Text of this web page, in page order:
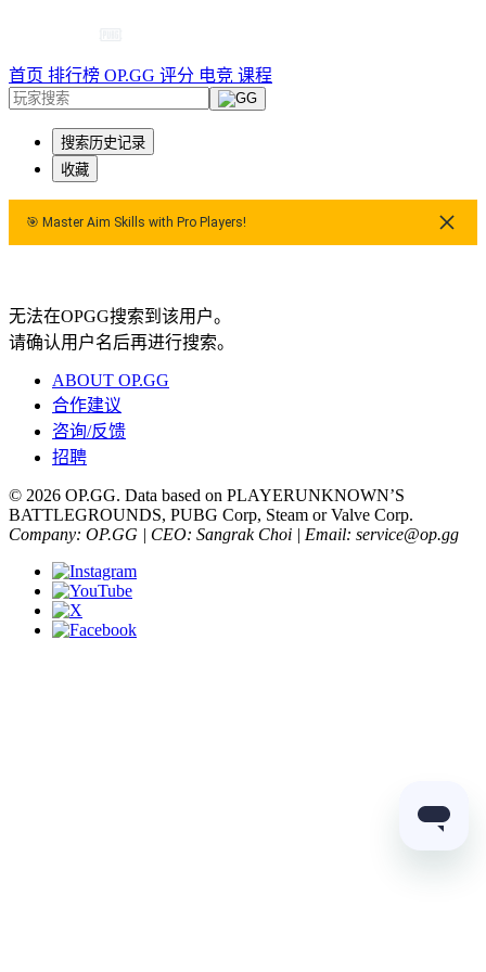
首页 排行榜 OP.GG 评分 电竞 课程
搜索历史记录
收藏
🎯 Master Aim Skills with Pro Players!
无法在OPGG搜索到该用户。
请确认用户名后再进行搜索。
ABOUT OP.GG
合作建议
咨询/反馈
招聘
© 2026 OP.GG. Data based on PLAYERUNKNOWN’S
BATTLEGROUNDS, PUBG Corp, Steam or Valve Corp.
Company: OP.GG | CEO: Sangrak Choi | Email: service@op.gg